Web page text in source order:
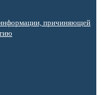
причиняющей